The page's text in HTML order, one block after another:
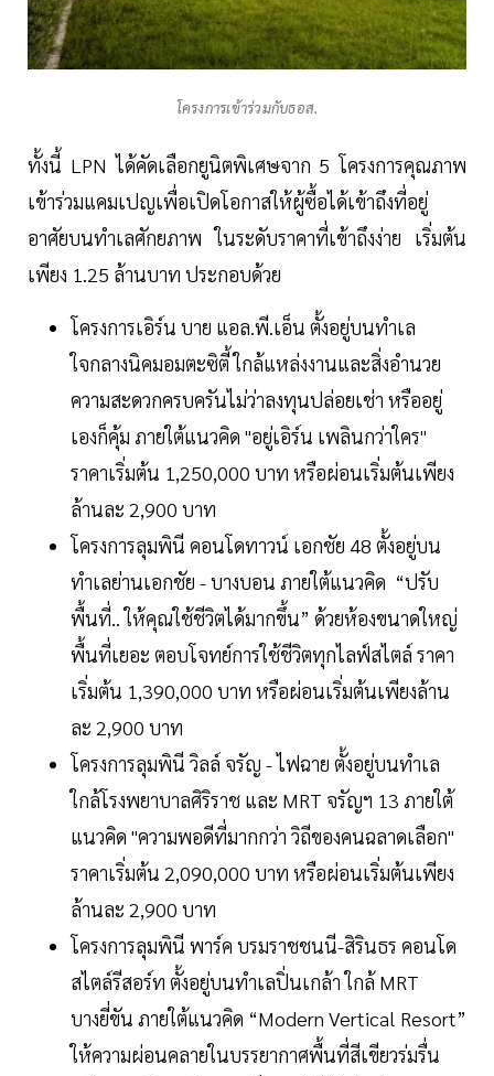
โครงการเข้าร่วมกับธอส.
ทั้งนี้ LPN ได้คัดเลือกยูนิตพิเศษจาก 5 โครงการคุณภาพ
เข้าร่วมแคมเปญเพื่อเปิดโอกาสให้ผู้ซื้อได้เข้าถึงที่อยู่
อาศัยบนทำเลศักยภาพ ในระดับราคาที่เข้าถึงง่าย เริ่มต้น
เพียง 1.25 ล้านบาท ประกอบด้วย
โครงการเอิร์น บาย แอล.พี.เอ็น ตั้งอยู่บนทำเล
ใจกลางนิคมอมตะซิตี้ ใกล้แหล่งงานและสิ่งอำนวย
ความสะดวกครบครันไม่ว่าลงทุนปล่อยเช่า หรืออยู่
เองก็คุ้ม ภายใต้แนวคิด "อยู่เอิร์น เพลินกว่าใคร"
ราคาเริ่มต้น 1,250,000 บาท หรือผ่อนเริ่มต้นเพียง
ล้านละ 2,900 บาท
โครงการลุมพินี คอนโดทาวน์ เอกชัย 48 ตั้งอยู่บน
ทำเลย่านเอกชัย - บางบอน ภายใต้แนวคิด “ปรับ
พื้นที่.. ให้คุณใช้ชีวิตได้มากขึ้น” ด้วยห้องขนาดใหญ่
พื้นที่เยอะ ตอบโจทย์การใช้ชีวิตทุกไลฟ์สไตล์ ราคา
เริ่มต้น 1,390,000 บาท หรือผ่อนเริ่มต้นเพียงล้าน
ละ 2,900 บาท
โครงการลุมพินี วิลล์ จรัญ - ไฟฉาย ตั้งอยู่บนทำเล
ใกล้โรงพยาบาลศิริราช และ MRT จรัญฯ 13 ภายใต้
แนวคิด "ความพอดีที่มากกว่า วิถีของคนฉลาดเลือก"
ราคาเริ่มต้น 2,090,000 บาท หรือผ่อนเริ่มต้นเพียง
ล้านละ 2,900 บาท
โครงการลุมพินี พาร์ค บรมราชชนนี-สิรินธร คอนโด
สไตล์รีสอร์ท ตั้งอยู่บนทำเลปิ่นเกล้า ใกล้ MRT
บางยี่ขัน ภายใต้แนวคิด “Modern Vertical Resort”
ให้ความผ่อนคลายในบรรยากาศพื้นที่สีเขียวร่มรื่น